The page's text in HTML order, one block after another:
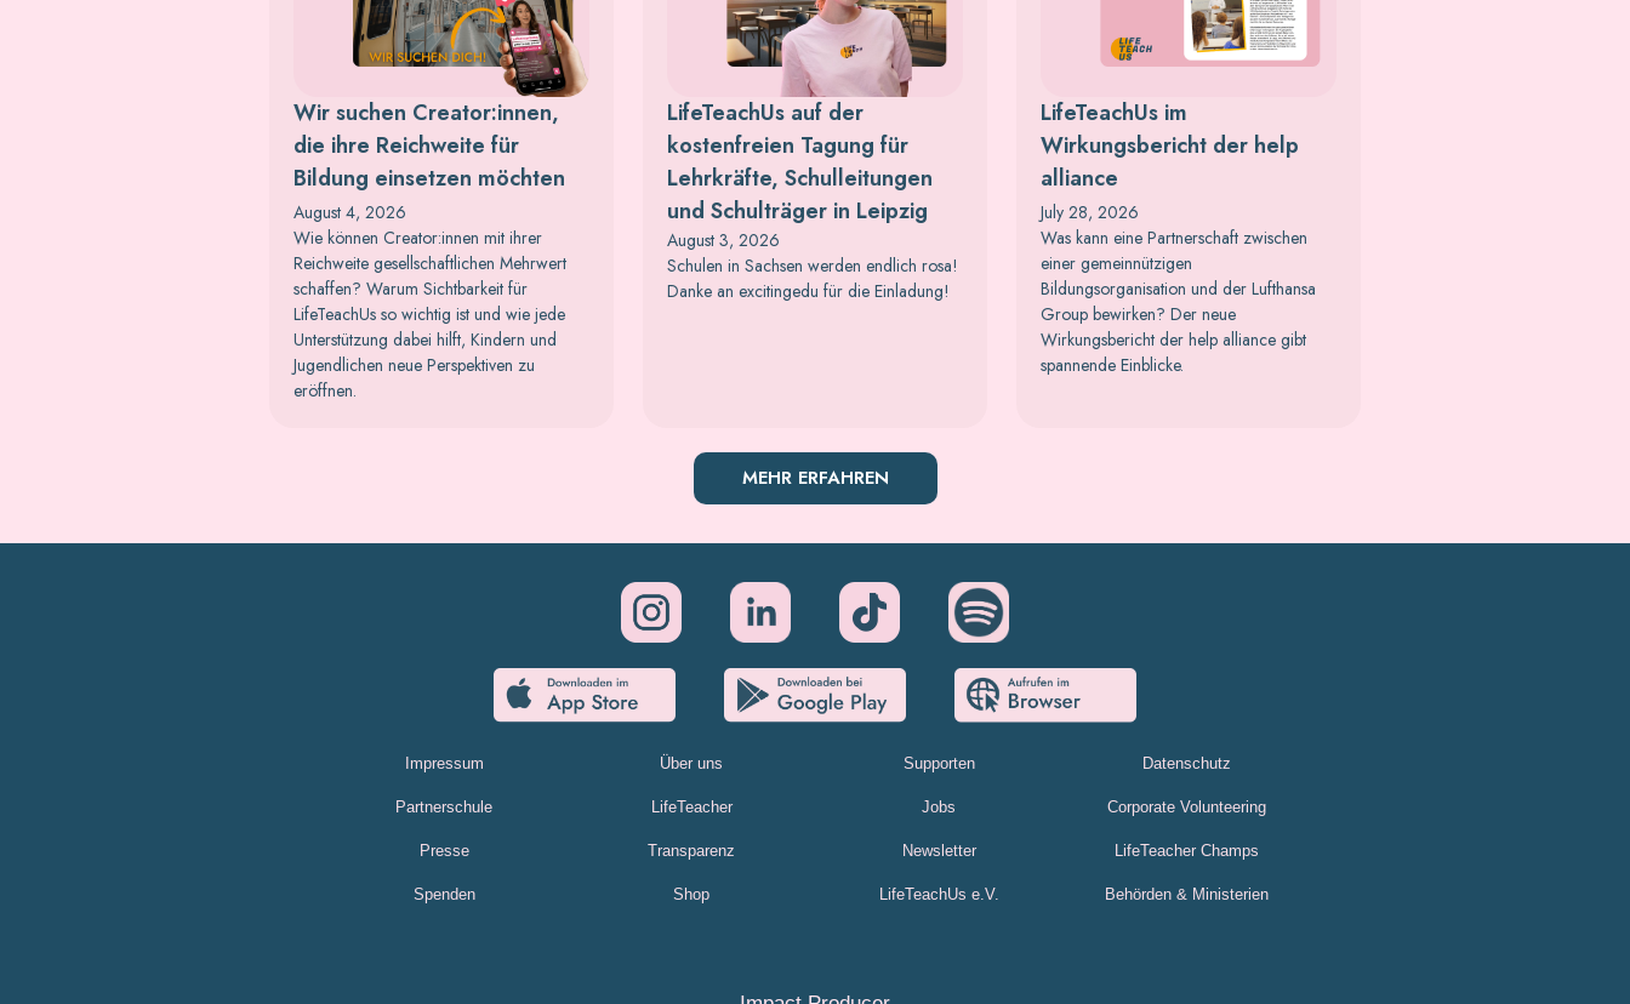
Wir suchen Creator:innen,
die ihre Reichweite für
Bildung einsetzen möchten
August 4, 2026
Wie können Creator:innen mit ihrer
Reichweite gesellschaftlichen Mehrwert
schaffen? Warum Sichtbarkeit für
LifeTeachUs so wichtig ist und wie jede
Unterstützung dabei hilft, Kindern und
Jugendlichen neue Perspektiven zu
eröffnen.
LifeTeachUs auf der
kostenfreien Tagung für
Lehrkräfte, Schulleitungen
und Schulträger in Leipzig
August 3, 2026
Schulen in Sachsen werden endlich rosa!
Danke an excitingedu für die Einladung!
LifeTeachUs im
Wirkungsbericht der help
alliance
July 28, 2026
Was kann eine Partnerschaft zwischen
einer gemeinnützigen
Bildungsorganisation und der Lufthansa
Group bewirken? Der neue
Wirkungsbericht der help alliance gibt
spannende Einblicke.
MEHR ERFAHREN
Impressum Über uns Supporten Datenschutz
Partnerschule LifeTeacher Jobs Corporate Volunteering
Presse Transparenz Newsletter LifeTeacher Champs
Spenden Shop LifeTeachUs e.V. Behörden & Ministerien